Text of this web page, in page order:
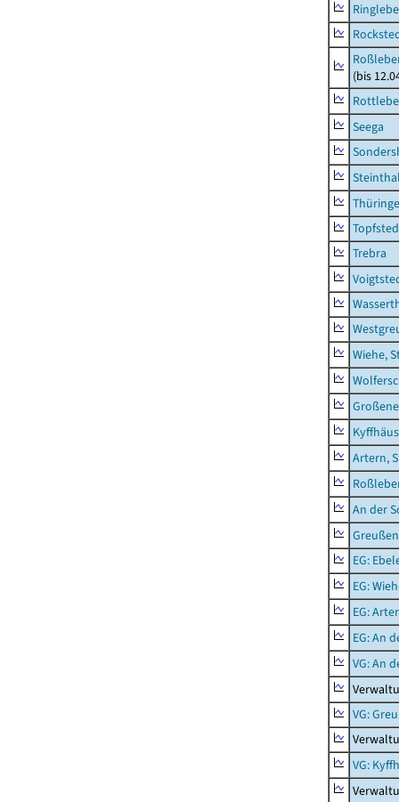
(bis
Seega
Trebra
Wiehe,
Artern,
An der
EG:
EG:
EG:
EG: An
VG: An
VG:
VG: